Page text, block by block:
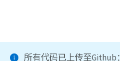
所有代码已上传至Github：